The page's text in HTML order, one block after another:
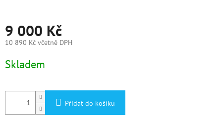
9 000 Kč
10 890 Kč včetně DPH
cena:
Skladem
Přidat do košíku